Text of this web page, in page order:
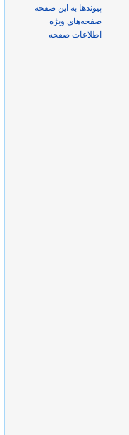
پیوندها به این صفحه
صفحه‌های ویژه
اطلاعات صفحه